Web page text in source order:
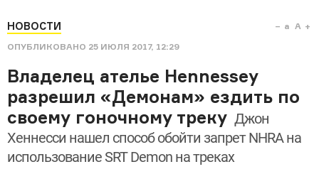
НОВОСТИ
ОПУБЛИКОВАНО 25 ИЮЛЯ 2017, 12:29
a A
Владелец ателье Hennessey
разрешил «Демонам» ездить по
своему гоночному треку Джон
Хеннесси нашел способ обойти запрет NHRA на
использование SRT Demon на треках